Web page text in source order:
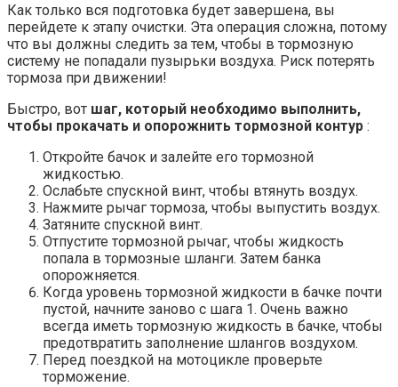
Как только вся подготовка будет завершена, вы
перейдете к этапу очистки. Эта операция сложна, потому
что вы должны следить за тем, чтобы в тормозную
систему не попадали пузырьки воздуха. Риск потерять
тормоза при движении!
Быстро, вот шаг, который необходимо выполнить,
чтобы прокачать и опорожнить тормозной контур :
Откройте бачок и залейте его тормозной
жидкостью.
Ослабьте спускной винт, чтобы втянуть воздух.
Нажмите рычаг тормоза, чтобы выпустить воздух.
Затяните спускной винт.
Отпустите тормозной рычаг, чтобы жидкость
попала в тормозные шланги. Затем банка
опорожняется.
Когда уровень тормозной жидкости в бачке почти
пустой, начните заново с шага 1. Очень важно
всегда иметь тормозную жидкость в бачке, чтобы
предотвратить заполнение шлангов воздухом.
Перед поездкой на мотоцикле проверьте
торможение.